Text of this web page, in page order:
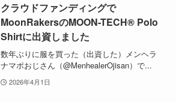
クラウドファンディングで
MoonRakersのMOON-TECH® Polo
Shirtに出資しました
数年ぶりに服を買った（出資した）メンヘラ
ナマポおじさん（@MenhealerOjisan）で...
2026年4月1日